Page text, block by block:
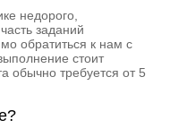
недорого,
заданий
обратиться к нам с
стоит
обычно требуется от 5